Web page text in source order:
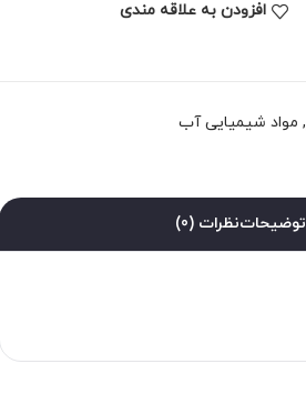
افزودن به علاقه مندی
, مواد شیمیایی آب
توضیحاتنظرات (0)